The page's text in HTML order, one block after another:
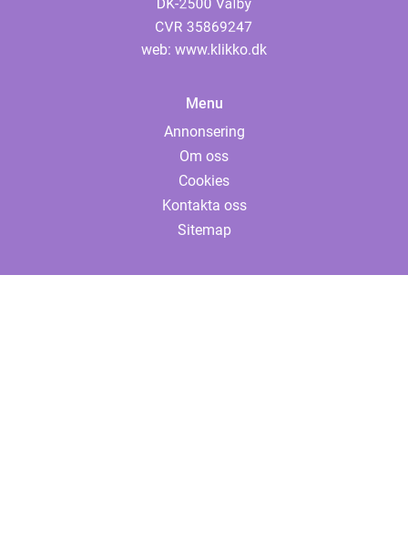
web: www.klikko.dk
Menu
Annonsering
Om oss
Cookies
Kontakta oss
Sitemap